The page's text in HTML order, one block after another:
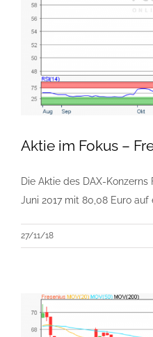
Aktie im Fokus –
Die Aktie des DAX-
Juni 2017 mit 80,08 Euro auf
27/11/18